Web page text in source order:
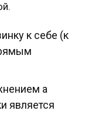
к себе (к
а
является